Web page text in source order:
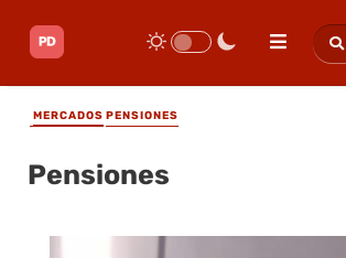
MERCADOS PENSIONES
Pensiones